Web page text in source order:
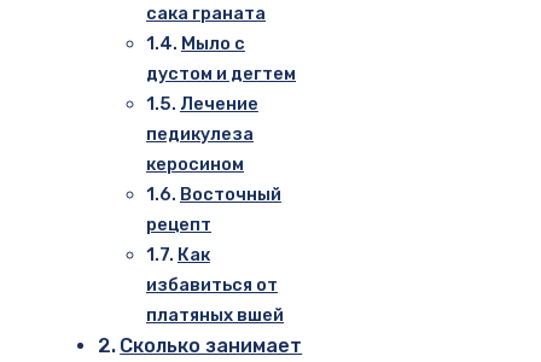
сака граната
Мыло с
дустом и дегтем
Лечение
педикулеза
керосином
Восточный
рецепт
Как
избавиться от
платяных вшей
Сколько занимает